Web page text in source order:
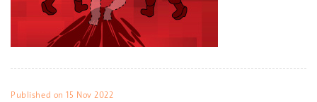
Published on15 Nov 2022